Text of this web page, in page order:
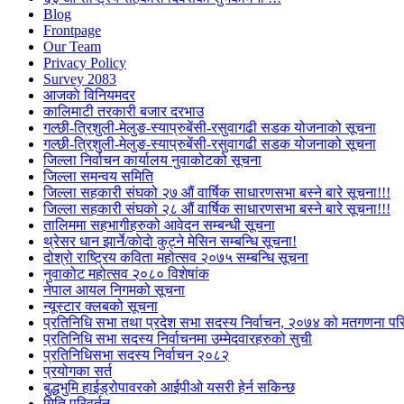
Blog
Frontpage
Our Team
Privacy Policy
Survey 2083
आजकाे विनियमदर
कालिमाटी तरकारी बजार दरभाउ
गल्छी-त्रिशुली-मेलुङ-स्याप्रुबेंसी-रसुवागढी सडक योजनाको सूचना
गल्छी-त्रिशुली-मेलुङ-स्याप्रुबेंसी-रसुवागढी सडक योजनाको सूचना
जिल्ला निर्वाचन कार्यालय नुवाकोटको सूचना
जिल्ला समन्वय समिति
जिल्ला सहकारी संघको २७ औं वार्षिक साधारणसभा बस्ने बारे सूचना!!!
जिल्ला सहकारी संघको २८ औं वार्षिक साधारणसभा बस्ने बारे सूचना!!!
तालिममा सहभागीहरुको आवेदन सम्बन्धी सूचना
थ्रेसर धान झार्ने/काेदाे कुट्ने मेसिन सम्बन्धि सूचना!
दोश्रो राष्ट्रिय कविता महोत्सव २०७५ सम्बन्धि सूचना
नुवाकोट महोत्सव २०८० विशेषांक
नेपाल आयल निगमको सूचना
न्यूस्टार क्लबको सूचना
प्रतिनिधि सभा तथा प्रदेश सभा सदस्य निर्वाचन, २०७४ को मतगणना
प्रतिनिधि सभा सदस्य निर्वाचनमा उम्मेदवारहरुको सुची
प्रतिनिधिसभा सदस्य निर्वाचन २०८२
प्रयोगका सर्त
बुद्धभुमि हाईड्रोपावरको आईपीओ यसरी हेर्न सकिन्छ